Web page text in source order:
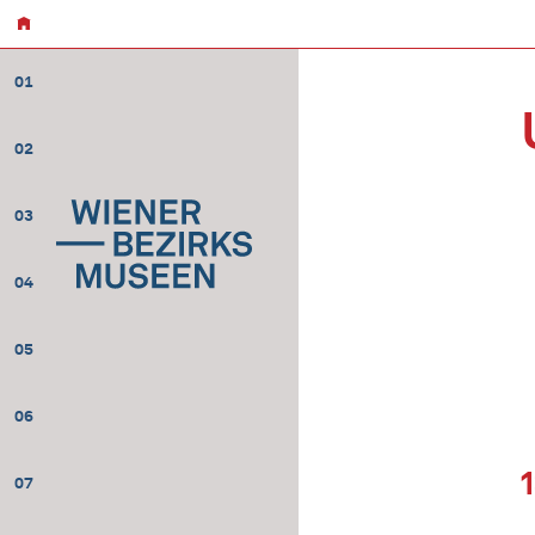
01
02
03
04
05
06
07